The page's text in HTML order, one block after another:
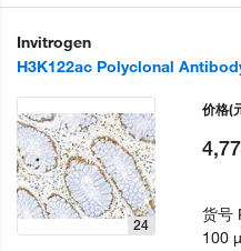
Invitrogen
H3K122ac Polyclonal
24
价格(
货号
100